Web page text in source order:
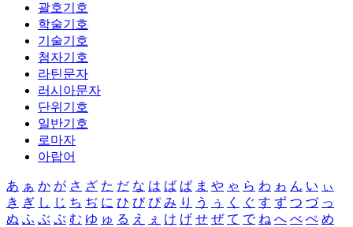
괄호기호
학술기호
기술기호
첨자기호
라틴문자
러시아문자
단위기호
일반기호
로마자
아랍어
あ ぁ か が さ ざ た だ な は ば ぱ ま や ゃ ら わ ゎ ん い ぃ
き ぎ し じ ち ぢ に ひ び ぴ み り う ぅ く ぐ す ず つ づ っ
ぬ ふ ぶ ぷ む ゆ ゅ る え ぇ け げ せ ぜ て で ね へ べ ぺ め